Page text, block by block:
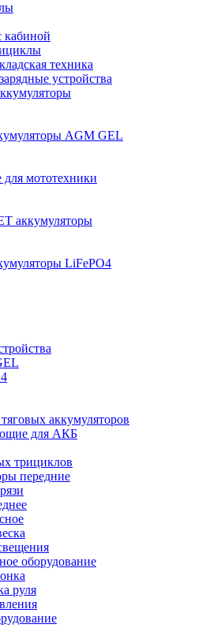
кабиной
техника
устройства
AGM GEL
для мототехники
аккумуляторы
LiFePO4
аккумуляторов
для АКБ
трициклов
передние
оборудование
руля